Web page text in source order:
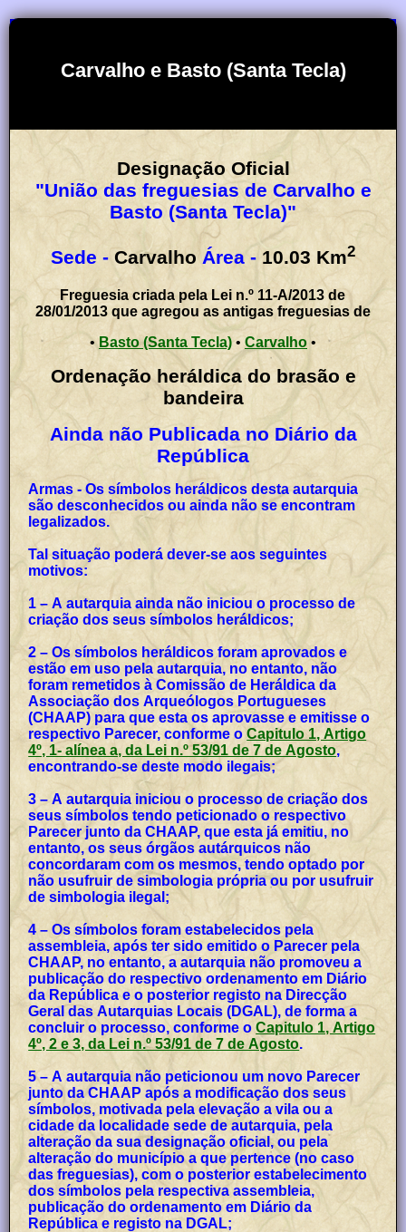
Carvalho e Basto (Santa Tecla)
Designação Oficial
"União das freguesias de Carvalho e
Basto (Santa Tecla)"
Sede - Carvalho Área - 10.03 Km2
Freguesia criada pela Lei n.º 11-A/2013 de
28/01/2013 que agregou as antigas freguesias de
•
Basto (Santa Tecla)• Carvalho •
Ordenação heráldica do brasão e
bandeira
Ainda não Publicada no Diário da
República
Armas - Os símbolos heráldicos desta autarquia
são desconhecidos ou ainda não se encontram
legalizados.
Tal situação poderá dever-se aos seguintes
motivos:
1 – A autarquia ainda não iniciou o processo de
criação dos seus símbolos heráldicos;
2 – Os símbolos heráldicos foram aprovados e
estão em uso pela autarquia, no entanto, não
foram remetidos à Comissão de Heráldica da
Associação dos Arqueólogos Portugueses
(CHAAP) para que esta os aprovasse e emitisse o
respectivo Parecer, conforme oCapitulo 1, Artigo
4º, 1- alínea a, da Lei n.º 53/91 de 7 de Agosto,
encontrando-se deste modo ilegais;
3 – A autarquia iniciou o processo de criação dos
seus símbolos tendo peticionado o respectivo
Parecer junto da CHAAP, que esta já emitiu, no
entanto, os seus órgãos autárquicos não
concordaram com os mesmos, tendo optado por
não usufruir de simbologia própria ou por usufruir
de simbologia ilegal;
4 – Os símbolos foram estabelecidos pela
assembleia, após ter sido emitido o Parecer pela
CHAAP, no entanto, a autarquia não promoveu a
publicação do respectivo ordenamento em Diário
da República e o posterior registo na Direcção
Geral das Autarquias Locais (DGAL), de forma a
concluir o processo, conforme oCapitulo 1, Artigo
4º, 2 e 3, da Lei n.º 53/91 de 7 de Agosto.
5 – A autarquia não peticionou um novo Parecer
junto da CHAAP após a modificação dos seus
símbolos, motivada pela elevação a vila ou a
cidade da localidade sede de autarquia, pela
alteração da sua designação oficial, ou pela
alteração do município a que pertence (no caso
das freguesias), com o posterior estabelecimento
dos símbolos pela respectiva assembleia,
publicação do ordenamento em Diário da
República e registo na DGAL;